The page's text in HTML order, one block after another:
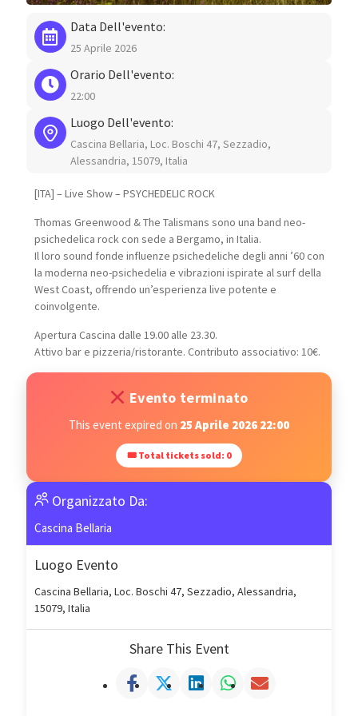
Data Dell'evento:
25 Aprile 2026
Orario Dell'evento:
22:00
Luogo Dell'evento:
Cascina Bellaria, Loc. Boschi 47, Sezzadio,
Alessandria, 15079, Italia
[ITA] – Live Show – PSYCHEDELIC ROCK
Thomas Greenwood & The Talismans sono una band neo-
psichedelica rock con sede a Bergamo, in Italia.
Il loro sound fonde influenze psichedeliche degli anni ’60 con
la moderna neo-psichedelia e vibrazioni ispirate al surf della
West Coast, offrendo un’esperienza live potente e
coinvolgente.
Apertura Cascina dalle 19.00 alle 23.30.
Attivo bar e pizzeria/ristorante. Contributo associativo: 10€.
Evento terminato
This event expired on 25 Aprile 2026 22:00
🎟 Total tickets sold: 0
Organizzato Da:
Cascina Bellaria
Luogo Evento
Cascina Bellaria, Loc. Boschi 47, Sezzadio, Alessandria,
15079, Italia
Share This Event